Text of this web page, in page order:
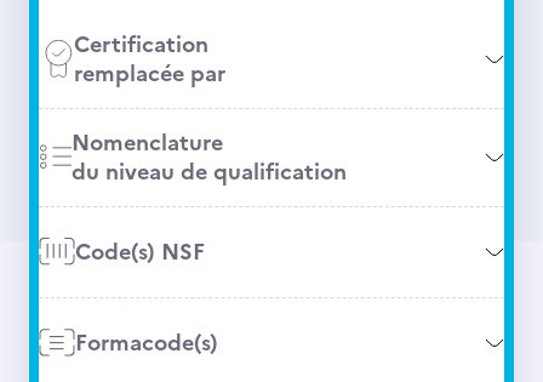
Certification
remplacée par
Nomenclature
du niveau de qualification
Code(s) NSF
Formacode(s)